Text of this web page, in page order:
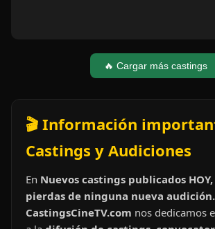
🔥 Cargar más castings
🎬 Información
Castings y Audiciones
En Nuevos castings publicados
pierdas de ninguna nueva audición.
CastingsCineTV.com nos dedicamos